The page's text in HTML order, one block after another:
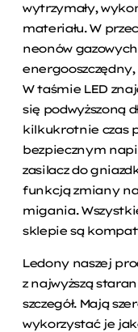
wytrzymały,
materiału. W
neonów
W taśmie LED
się podwyższoną
kilkukrotnie czas
bezpiecznym
zasilacz do
funkcją zmiany
migania.
sklepie są
Ledony naszej
z najwyższą
szczegół. Mają
wykorzystać je